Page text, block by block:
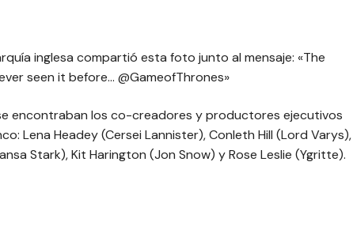
inglesa compartió esta foto junto al mensaje: «The
seen it before… @GameofThrones»
encontraban los co-creadores y productores ejecutivos
Lena Headey (Cersei Lannister), Conleth Hill (Lord Varys),
Stark), Kit Harington (Jon Snow) y Rose Leslie (Ygritte).